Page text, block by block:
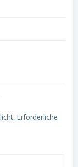
Erforderliche